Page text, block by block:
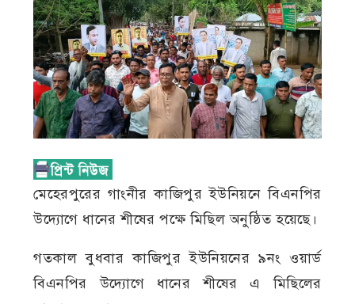
মেহেরপুরের গাংনীর কাজিপুর ইউনিয়নে বিএনপির
উদ্যোগে ধানের শীষের পক্ষে মিছিল অনুষ্ঠিত হয়েছে।
গতকাল বুধবার কাজিপুর ইউনিয়নের ৯নং ওয়ার্ড
বিএনপির উদ্যোগে ধানের শীষের এ মিছিলের